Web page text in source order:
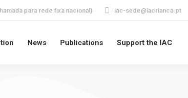
para rede fixa nacional) iac-sede@iacrianca.pt
News Publications Support the IAC